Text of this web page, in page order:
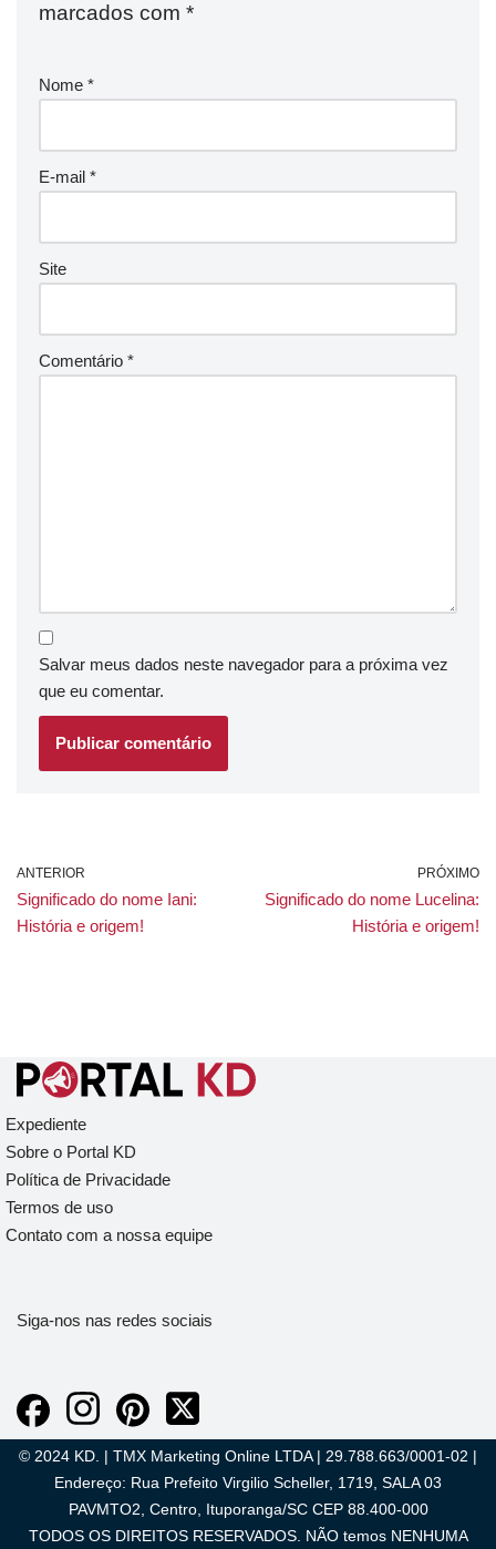
marcados com *
Nome *
E-mail *
Site
Comentário *
Salvar meus dados neste navegador para a próxima vez
que eu comentar.
ANTERIOR
Significado do nome Iani:
História e origem!
PRÓXIMO
Significado do nome Lucelina:
História e origem!
Expediente
Sobre o Portal KD
Política de Privacidade
Termos de uso
Contato com a nossa equipe
Siga-nos nas redes sociais
© 2024 KD. | TMX Marketing Online LTDA | 29.788.663/0001-02 |
Endereço: Rua Prefeito Virgilio Scheller, 1719, SALA 03
PAVMTO2, Centro, Ituporanga/SC CEP 88.400-000
TODOS OS DIREITOS RESERVADOS. NÃO temos NENHUMA